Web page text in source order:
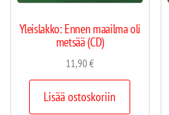
Yleislakko: Ennen maailma oli
metsää (CD)
11,90€
Lisää ostoskoriin